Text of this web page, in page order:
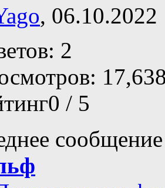
, 06.10.2022
2
/ 5